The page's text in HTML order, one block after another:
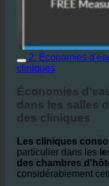
2. Économies
cliniques
Économies
dans les salles
des cliniques
Les cliniques
particulier dans les
des chambres
considérablement